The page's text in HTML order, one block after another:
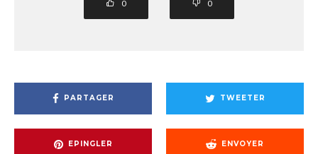
0 0
PARTAGER TWEETER
EPINGLER ENVOYER